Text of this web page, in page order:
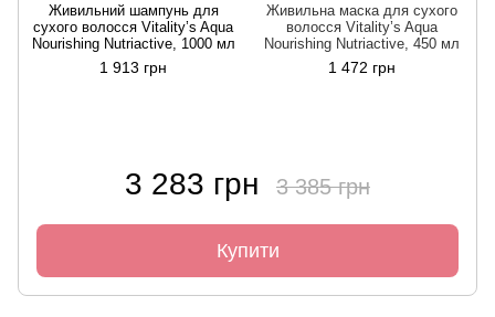
Живильний шампунь для
сухого волосся Vitality’s Aqua
Nourishing Nutriactive, 1000 мл
1 913 грн
Живильна маска для сухого
волосся Vitality’s Aqua
Nourishing Nutriactive, 450 мл
1 472 грн
3 283 грн 3 385 грн
Купити